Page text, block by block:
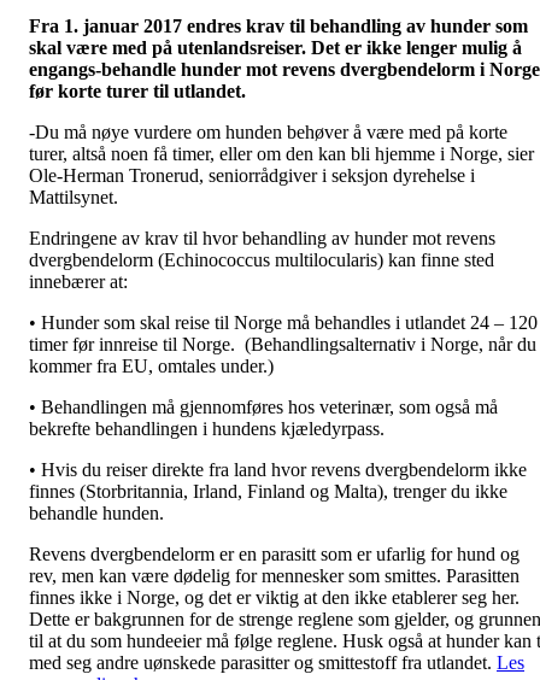
Fra 1. januar 2017 endres krav til behandling av hunder som
skal være med på utenlandsreiser. Det er ikke lenger mulig å
engangs-behandle hunder mot revens dvergbendelorm i Norge
før korte turer til utlandet.
-Du må nøye vurdere om hunden behøver å være med på korte
turer, altså noen få timer, eller om den kan bli hjemme i Norge, sier
Ole-Herman Tronerud, seniorrådgiver i seksjon dyrehelse i
Mattilsynet.
Endringene av krav til hvor behandling av hunder mot revens
dvergbendelorm (Echinococcus multilocularis) kan finne sted
innebærer at:
• Hunder som skal reise til Norge må behandles i utlandet 24 – 120
timer før innreise til Norge. (Behandlingsalternativ i Norge, når du
kommer fra EU, omtales under.)
• Behandlingen må gjennomføres hos veterinær, som også må
bekrefte behandlingen i hundens kjæledyrpass.
• Hvis du reiser direkte fra land hvor revens dvergbendelorm ikke
finnes (Storbritannia, Irland, Finland og Malta), trenger du ikke
behandle hunden.
Revens dvergbendelorm er en parasitt som er ufarlig for hund og
rev, men kan være dødelig for mennesker som smittes. Parasitten
finnes ikke i Norge, og det er viktig at den ikke etablerer seg her.
Dette er bakgrunnen for de strenge reglene som gjelder, og grunnen
til at du som hundeeier må følge reglene. Husk også at hunder kan
med seg andre uønskede parasitter og smittestoff fra utlandet. Les